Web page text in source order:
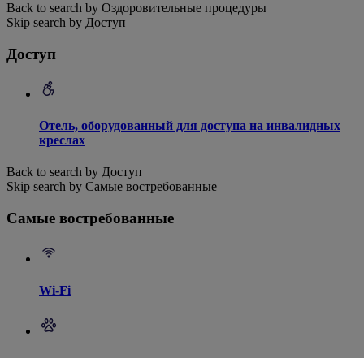
Back to search by Оздоровительные процедуры
Skip search by Доступ
Доступ
Отель, оборудованный для доступа на инвалидных
креслах
Back to search by Доступ
Skip search by Самые востребованные
Самые востребованные
Wi-Fi